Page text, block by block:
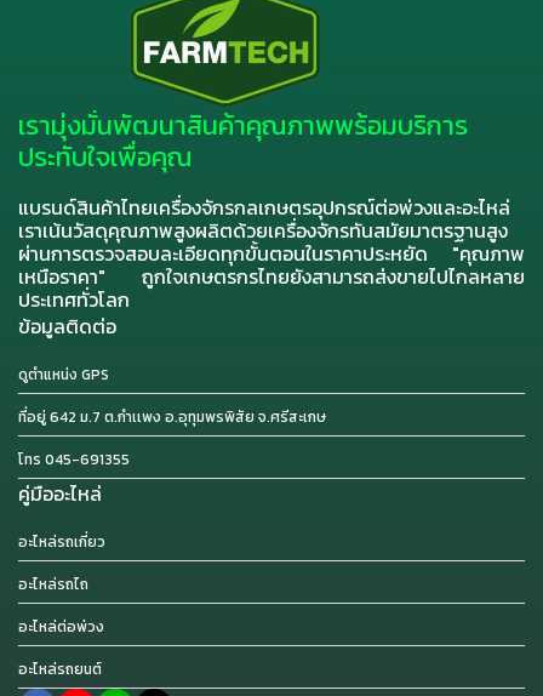
เรามุ่งมั่นพัฒนาสินค้าคุณภาพพร้อมบริการ
ประทับใจเพื่อคุณ
แบรนด์สินค้าไทยเครื่องจักรกลเกษตรอุปกรณ์ต่อพ่วงและอะไหล่
เราเน้นวัสดุคุณภาพสูงผลิตด้วยเครื่องจักรทันสมัยมาตรฐานสูง
ผ่านการตรวจสอบละเอียดทุกขั้นตอนในราคาประหยัด "คุณภาพ
เหนือราคา" ถูกใจเกษตรกรไทยยังสามารถส่งขายไปไกลหลาย
ประเทศทั่วโลก
ข้อมูลติดต่อ
ดูตำแหน่ง GPS
ที่อยู่ 642 ม.7 ต.กำเเพง อ.อุทุมพรพิสัย จ.ศรีสะเกษ
โทร 045-691355
คู่มืออะไหล่
อะไหล่รถเกี่ยว
อะไหล่รถไถ
อะไหล่ต่อพ่วง
อะไหล่รถยนต์